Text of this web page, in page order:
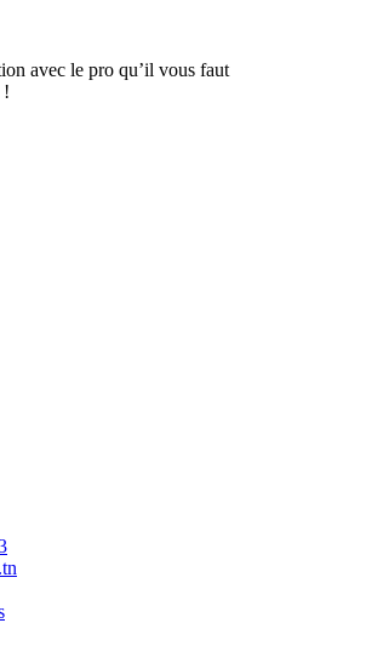
avec le pro qu’il vous faut
!